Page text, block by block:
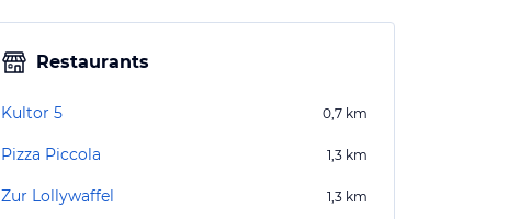
Restaurants
Kultor 5 0,7 km
Pizza Piccola 1,3 km
Zur Lollywaffel 1,3 km